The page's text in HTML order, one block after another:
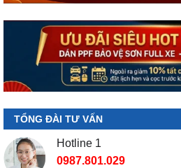
TỔNG ĐÀI TƯ VẤN
Hotline 1
0987.801.029